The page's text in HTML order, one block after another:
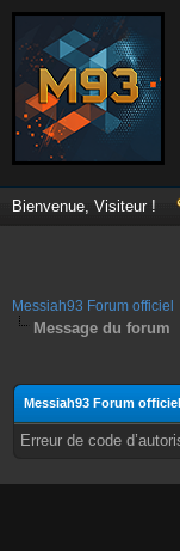
Bienvenue, Visiteur !
Messiah93 Forum officiel
Message du forum
Messiah93 Forum officiel
Erreur de code